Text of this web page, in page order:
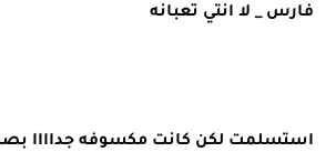
فارس _ لا انتي تعبانه